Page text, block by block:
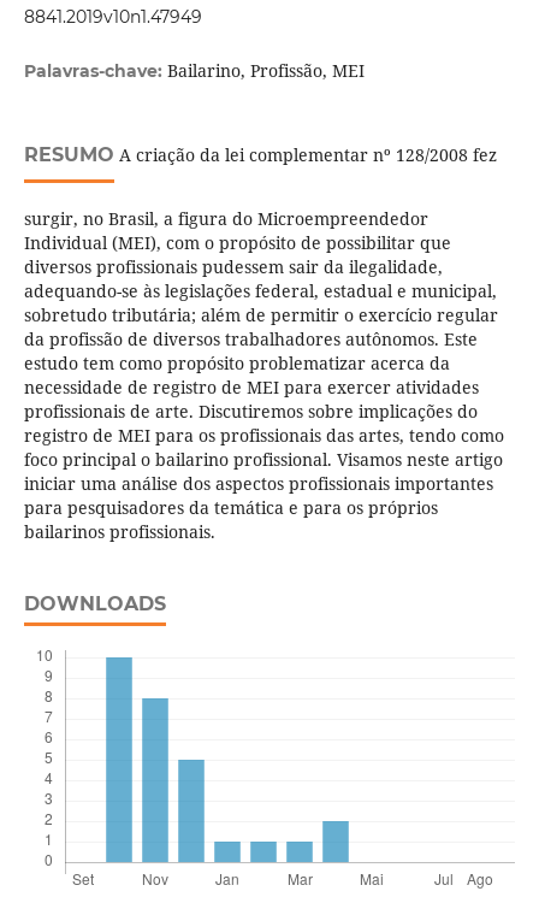
8841.2019v10n1.47949
Palavras-chave: Bailarino, Profissão, MEI
RESUMO A criação da lei complementar nº 128/2008 fez
surgir, no Brasil, a figura do Microempreendedor
Individual (MEI), com o propósito de possibilitar que
diversos profissionais pudessem sair da ilegalidade,
adequando-se às legislações federal, estadual e municipal,
sobretudo tributária; além de permitir o exercício regular
da profissão de diversos trabalhadores autônomos. Este
estudo tem como propósito problematizar acerca da
necessidade de registro de MEI para exercer atividades
profissionais de arte. Discutiremos sobre implicações do
registro de MEI para os profissionais das artes, tendo como
foco principal o bailarino profissional. Visamos neste artigo
iniciar uma análise dos aspectos profissionais importantes
para pesquisadores da temática e para os próprios
bailarinos profissionais.
DOWNLOADS